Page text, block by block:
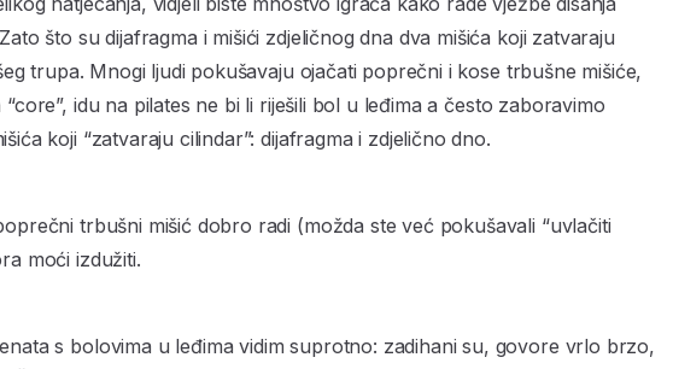
što su dijafragma i mišići zdjeličnog dna dva mišića koji zatvaraju
trupa. Mnogi ljudi pokušavaju ojačati poprečni i kose trbušne mišiće,
idu na pilates ne bi li riješili bol u leđima a često zaboravimo
koji “zatvaraju cilindar”: dijafragma i zdjelično dno.
trbušni mišić dobro radi (možda ste već pokušavali “uvlačiti
moći izdužiti.
s bolovima u leđima vidim suprotno: zadihani su, govore vrlo brzo,